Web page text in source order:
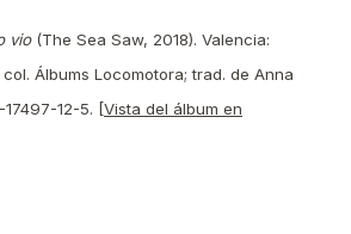
vio(The Sea Saw, 2018). Valencia:
Álbums Locomotora; trad. de Anna
12-5. [Vista del álbum en